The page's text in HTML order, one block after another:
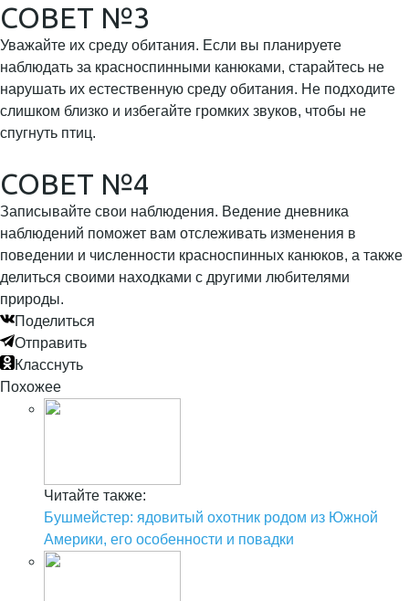
СОВЕТ №3
Уважайте их среду обитания. Если вы планируете
наблюдать за красноспинными канюками, старайтесь не
нарушать их естественную среду обитания. Не подходите
слишком близко и избегайте громких звуков, чтобы не
спугнуть птиц.
СОВЕТ №4
Записывайте свои наблюдения. Ведение дневника
наблюдений поможет вам отслеживать изменения в
поведении и численности красноспинных канюков, а также
делиться своими находками с другими любителями
природы.
Поделиться
Отправить
Класснуть
Похожее
Читайте также:
Бушмейстер: ядовитый охотник родом из Южной
Америки, его особенности и повадки